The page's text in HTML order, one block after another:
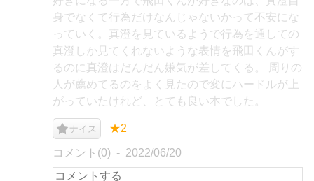
身でなくて行為だけなんじゃないかって不安にな
っていく。真澄を見ているようで行為を通しての
真澄しか見てくれないような表情を飛田くんがす
るのに真澄はだんだん嫌気が差してくる。 周りの
人が薦めてるのをよく見たので変にハードルが上
がっていたけれど、とても良い本でした。
ナイス ★2
コメント(0) 2022/06/20